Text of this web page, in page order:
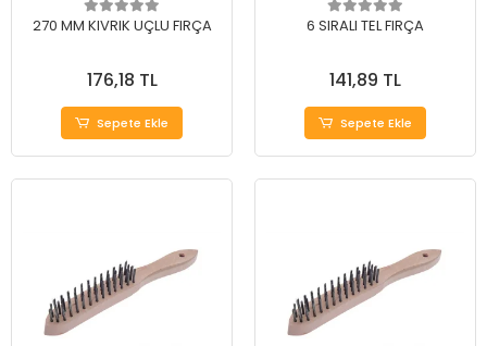
270 MM KIVRIK UÇLU FIRÇA
176,18 TL
Sepete Ekle
6 SIRALI TEL FIRÇA
141,89 TL
Sepete Ekle